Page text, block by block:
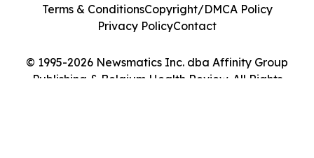
© 1995-2026 Newsmatics Inc. dba Affinity Group
Publishing & Belgium Health Review. All Rights
Terms & ConditionsCopyright/DMCA Policy
Privacy PolicyContact